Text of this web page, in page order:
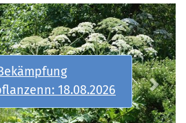
Spiel I-Grundkurs:
31.08.-01.09.2026 Next